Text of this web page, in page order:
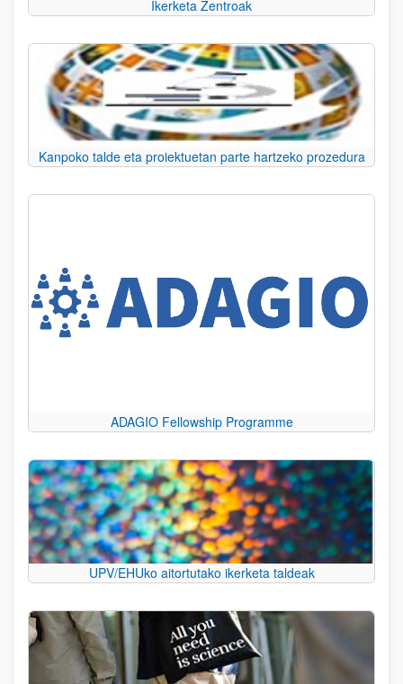
Ikerketa Zentroak
Kanpoko talde eta proiektuetan parte hartzeko prozedura
ADAGIO Fellowship Programme
UPV/EHUko aitortutako ikerketa taldeak